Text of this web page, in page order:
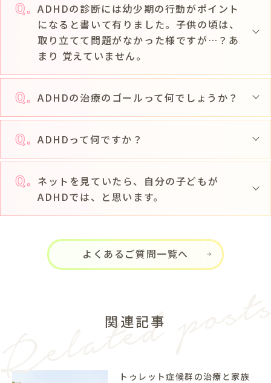
ADHDの診断には幼少期の行動がポイント
になると書いて有りました。子供の頃は、
取り立てて問題がなかった様ですが…？あ
まり 覚えていません。
ADHDの治療のゴールって何でしょうか？
ADHDって何ですか？
ネットを見ていたら、自分の子どもが
ADHDでは、と思います。
よくあるご質問一覧へ
関連記事
トゥレット症候群の治療と家族